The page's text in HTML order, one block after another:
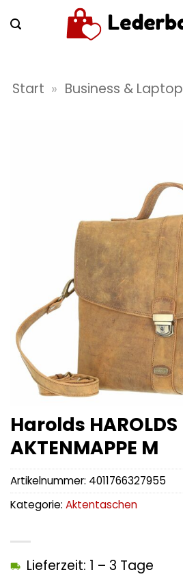
Inhalt
Start » Business & Laptop
Harolds HAROLDS
AKTENMAPPE M
Lieferzeit: 1 – 3 Tage
Artikelnummer: 4011766327955
Kategorie: Aktentaschen